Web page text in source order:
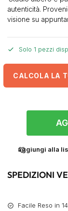
autenticità.
visione su
Solo 1 pezzi
CALCOLA LA
aggiungi alla
SPEDIZIONI
Facile Reso in